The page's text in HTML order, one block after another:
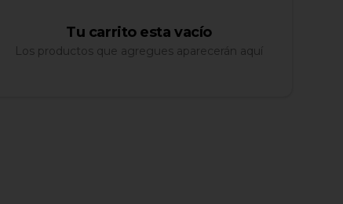
Tu carrito esta vacío
Los productos que agregues aparecerán aquí